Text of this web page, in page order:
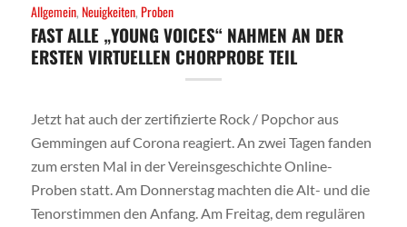
Allgemein,Neuigkeiten,Proben
FAST ALLE „YOUNG VOICES“ NAHMEN AN DER
ERSTEN VIRTUELLEN CHORPROBE TEIL
Jetzt hat auch der zertifizierte Rock / Popchor aus
Gemmingen auf Corona reagiert. An zwei Tagen fanden
zum ersten Mal in der Vereinsgeschichte Online-
Proben statt. Am Donnerstag machten die Alt- und die
Tenorstimmen den Anfang. Am Freitag, dem regulären